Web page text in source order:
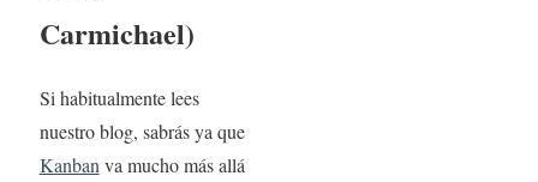
Carmichael)
Si habitualmente lees
nuestro blog, sabrás ya que
Kanbanva mucho más allá